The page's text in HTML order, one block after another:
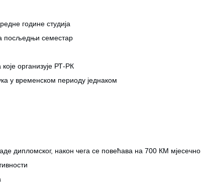
године студија
посљедњи семестар
организује РТ-РК
у временском периоду једнаком
дипломског, након чега се повећава на 700 КМ мјесечно